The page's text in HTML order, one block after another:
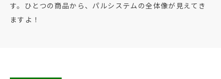
す。ひとつの商品から、パルシステムの全体像が見えてき
ますよ！